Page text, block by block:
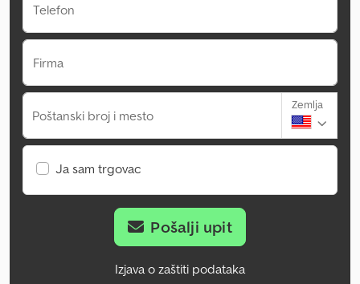
Telefon
Firma
Poštanski broj i mesto
Zemlja
Ja sam trgovac
Pošalji upit
Izjava o zaštiti podataka